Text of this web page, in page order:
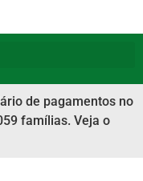
de pagamentos no
famílias. Veja o